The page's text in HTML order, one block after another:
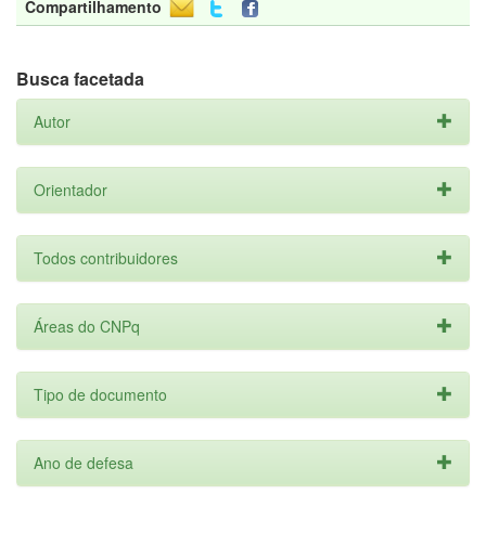
Compartilhamento
Busca facetada
Autor
Orientador
Todos contribuidores
Áreas do CNPq
Tipo de documento
Ano de defesa